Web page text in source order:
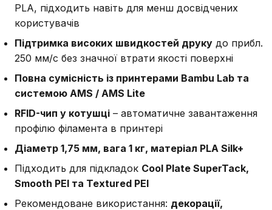
PLA, підходить навіть для менш досвідчених
користувачів
Підтримка високих швидкостей друку до прибл.
250 мм/с без значної втрати якості поверхні
Повна сумісність із принтерами Bambu Lab та
системою AMS / AMS Lite
RFID-чип у котушці – автоматичне завантаження
профілю філамента в принтері
Діаметр 1,75 мм, вага 1 кг, матеріал PLA Silk+
Підходить для підкладок Cool Plate SuperTack,
Smooth PEI та Textured PEI
Рекомендоване використання: декорації,